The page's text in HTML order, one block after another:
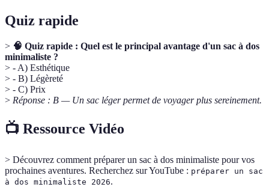
Quiz rapide
> 🧠 Quiz rapide : Quel est le principal avantage d'un sac à dos
minimaliste ?
> - A) Esthétique
> - B) Légèreté
> - C) Prix
> Réponse : B — Un sac léger permet de voyager plus sereinement.
📺 Ressource Vidéo
> Découvrez comment préparer un sac à dos minimaliste pour vos
prochaines aventures. Recherchez sur YouTube : préparer un sac
à dos minimaliste 2026.